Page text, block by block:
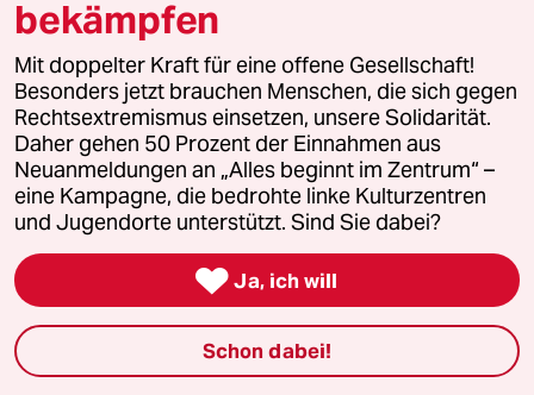
reingehen
Newsletter
team zukunft
taz frisch
taz zahl ich
bekämpfen
Mit doppelter Kraft für eine offene Gesellschaft!
Besonders jetzt brauchen Menschen, die sich gegen
Rechtsextremismus einsetzen, unsere Solidarität.
Daher gehen 50 Prozent der Einnahmen aus
Neuanmeldungen an „Alles beginnt im Zentrum“ –
eine Kampagne, die bedrohte linke Kulturzentren
und Jugendorte unterstützt. Sind Sie dabei?
 Ja, ich will
Schon dabei!